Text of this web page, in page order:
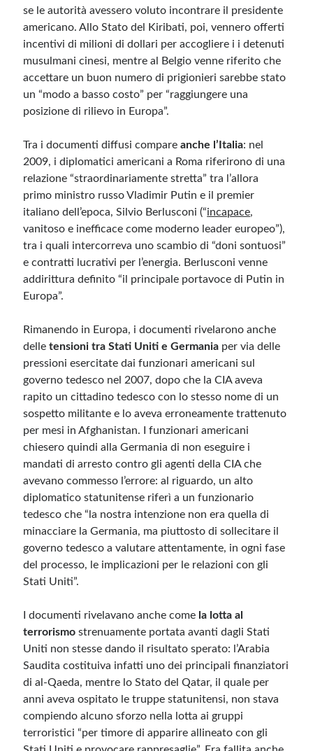
se le autorità avessero voluto incontrare il presidente
americano. Allo Stato del Kiribati, poi, vennero offerti
incentivi di milioni di dollari per accogliere i i detenuti
musulmani cinesi, mentre al Belgio venne riferito che
accettare un buon numero di prigionieri sarebbe stato
un “modo a basso costo” per “raggiungere una
posizione di rilievo in Europa”.
Tra i documenti diffusi compareanche l’Italia: nel
2009, i diplomatici americani a Roma riferirono di una
relazione “straordinariamente stretta” tra l’allora
primo ministro russo Vladimir Putin e il premier
italiano dell’epoca, Silvio Berlusconi (“incapace,
vanitoso e inefficace come moderno leader europeo”),
tra i quali intercorreva uno scambio di “doni sontuosi”
e contratti lucrativi per l’energia. Berlusconi venne
addirittura definito “il principale portavoce di Putin in
Europa”.
Rimanendo in Europa, i documenti rivelarono anche
delletensioni tra Stati Uniti e Germania per via delle
pressioni esercitate dai funzionari americani sul
governo tedesco nel 2007, dopo che la CIA aveva
rapito un cittadino tedesco con lo stesso nome di un
sospetto militante e lo aveva erroneamente trattenuto
per mesi in Afghanistan. I funzionari americani
chiesero quindi alla Germania di non eseguire i
mandati di arresto contro gli agenti della CIA che
avevano commesso l’errore: al riguardo, un alto
diplomatico statunitense riferì a un funzionario
tedesco che “la nostra intenzione non era quella di
minacciare la Germania, ma piuttosto di sollecitare il
governo tedesco a valutare attentamente, in ogni fase
del processo, le implicazioni per le relazioni con gli
Stati Uniti”.
I documenti rivelavano anche come la lotta al
terrorismo strenuamente portata avanti dagli Stati
Uniti non stesse dando il risultato sperato: l’Arabia
Saudita costituiva infatti uno dei principali finanziatori
di al-Qaeda, mentre lo Stato del Qatar, il quale per
anni aveva ospitato le truppe statunitensi, non stava
compiendo alcuno sforzo nella lotta ai gruppi
terroristici “per timore di apparire allineato con gli